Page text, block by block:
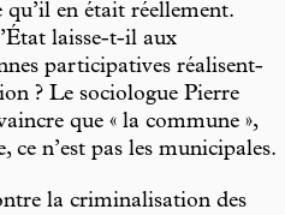
qu’il en était réellement.
laisse-t-il aux
participatives réalisent-
? Le sociologue Pierre
que « la commune »,
n’est pas les municipales.
la criminalisation des